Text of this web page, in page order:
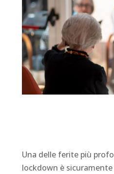
Una delle ferite più
lockdown è